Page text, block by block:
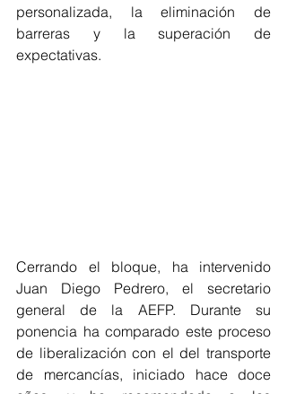
personalizada, la eliminación de
barreras y la superación de
expectativas.
Cerrando el bloque, ha intervenido
Juan Diego Pedrero, el secretario
general de la AEFP. Durante su
ponencia ha comparado este proceso
de liberalización con el del transporte
de mercancías, iniciado hace doce